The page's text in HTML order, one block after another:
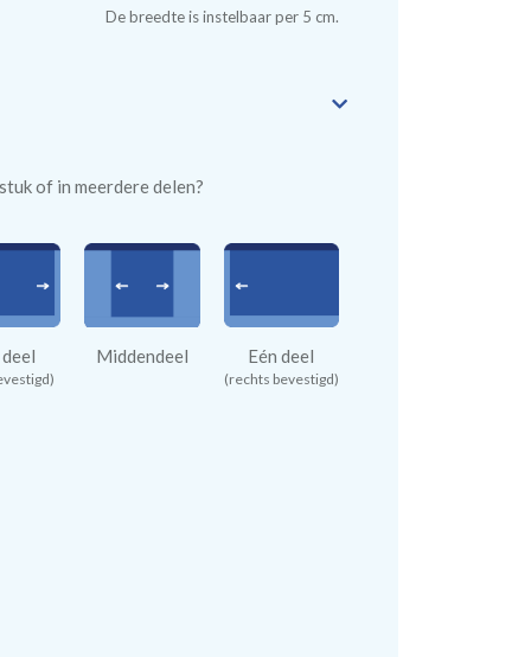
De breedte is instelbaar per 5 cm.
of in meerdere delen?
Middendeel Eén deel
(rechts bevestigd)